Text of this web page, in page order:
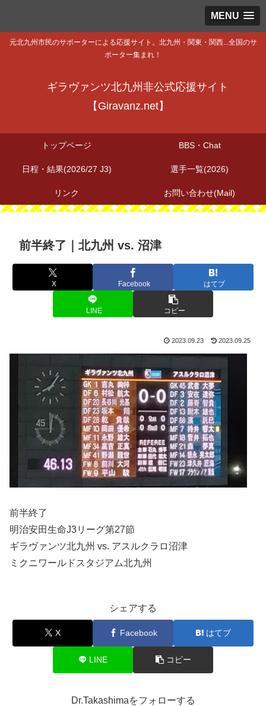
MENU
元北九州市民のサポーターによる応援サイト。北九州・関東・関西...全国のサ
ポーター集まれ！
ギラヴァンツ北九州非公式応援サイト
【Giravanz.net】
トップページ BBS・Chat
日程・結果(2026/27 J3) 選手一覧(2026)
リンク お問い合わせ(Mail)
前半終了｜北九州 vs. 沼津
X Facebook はてブ
LINE コピー
2023.09.23 2023.09.25
前半終了
明治安田生命J3リーグ第27節
ギラヴァンツ北九州 vs. アスルクラロ沼津
ミクニワールドスタジアム北九州
シェアする
X Facebook はてブ
LINE コピー
Dr.Takashimaをフォローする